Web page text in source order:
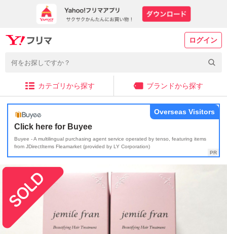
ログイン
カテゴリから探す ブランドから探す
Click here for Buyee
Buyee - A multilingual purchasing agent service operated by tenso, featuring items
from JDirectItems Fleamarket (provided by LY Corporation)
Overseas Visitors